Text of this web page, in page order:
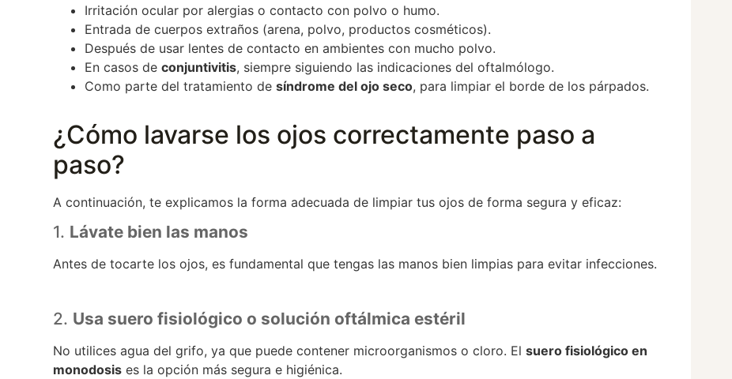
Irritación ocular por alergias o contacto con polvo o humo.
Entrada de cuerpos extraños (arena, polvo, productos cosméticos).
Después de usar lentes de contacto en ambientes con mucho polvo.
En casos deconjuntivitis, siempre siguiendo las indicaciones del oftalmólogo.
Como parte del tratamiento desíndrome del ojo seco, para limpiar el borde de los párpados.
¿Cómo lavarse los ojos correctamente paso a
paso?
A continuación, te explicamos la forma adecuada de limpiar tus ojos de forma segura y eficaz:
1. Lávate bien las manos
Antes de tocarte los ojos, es fundamental que tengas las manos bien limpias para evitar infecciones.
2. Usa suero fisiológico o solución oftálmica estéril
No utilices agua del grifo, ya que puede contener microorganismos o cloro. Elsuero fisiológico en
monodosis es la opción más segura e higiénica.